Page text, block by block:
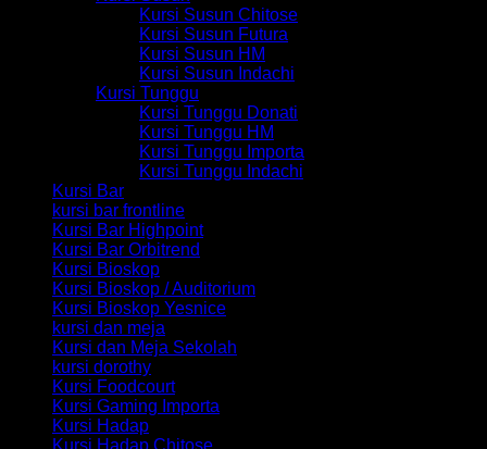
Kursi Susun Chitose
Kursi Susun Futura
Kursi Susun HM
Kursi Susun Indachi
Kursi Tunggu
Kursi Tunggu Donati
Kursi Tunggu HM
Kursi Tunggu Importa
Kursi Tunggu Indachi
Kursi Bar
kursi bar frontline
Kursi Bar Highpoint
Kursi Bar Orbitrend
Kursi Bioskop
Kursi Bioskop / Auditorium
Kursi Bioskop Yesnice
kursi dan meja
Kursi dan Meja Sekolah
kursi dorothy
Kursi Foodcourt
Kursi Gaming Importa
Kursi Hadap
Kursi Hadap Chitose